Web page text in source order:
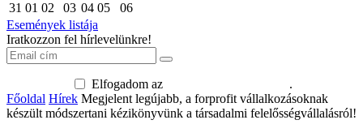
31 01 02 03 04 05
06
Események listája
Iratkozzon fel hírlevelünkre!
Elfogadom az
.
Főoldal Hírek Megjelent legújabb, a forprofit vállalkozásoknak
készült módszertani kézikönyvünk a társadalmi felelősségvállalásról!